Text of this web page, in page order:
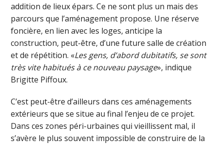
addition de lieux épars. Ce ne sont plus un mais des
parcours que l’aménagement propose. Une réserve
foncière, en lien avec les loges, anticipe la
construction, peut-être, d’une future salle de création
et de répétition. «Les gens, d’abord dubitatifs, se sont
très vite habitués à ce nouveau paysage», indique
Brigitte Piffoux.
C’est peut-être d’ailleurs dans ces aménagements
extérieurs que se situe au final l’enjeu de ce projet.
Dans ces zones péri-urbaines qui vieillissent mal, il
s’avère le plus souvent impossible de construire de la